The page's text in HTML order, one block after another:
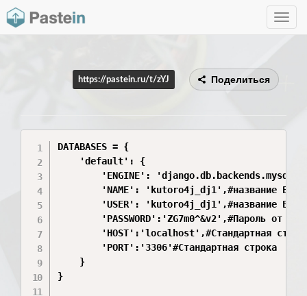
Toggle
https://pastein.ru/t/zYJ Поделиться
DATABASES = {
    'default': {
'ENGINE':
        'NAME': 'kutoro4j_dj1',#название БД
        'USER': 'kutoro4j_dj1',#название БД
        'PASSWORD':'ZG7m0^&v2',#Пароль от БД
'HOST':'localhost',#Стандартная
        'PORT':'3306'#Стандартная строка
    }
}